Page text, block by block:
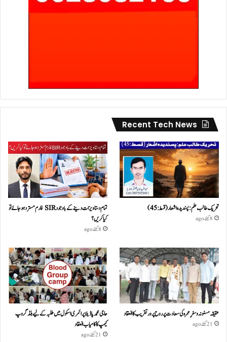
Recent Tech News
تحریک طالب علم: پسندیدہ اشعار (قسط:45)
8 گھنٹے ago
تمام دستاویزات دینے کے باوجود SIR فارم مسترد ہو جائے تو
کیا کریں؟
8 گھنٹے ago
عقیقہ مسنونہ و سفرِ عمرہ کی سعادت پر روح پرور تقریب کا انعقاد
21 گھنٹے ago
حاجی محمد پاڈیلا پرائمری اسکول میں طلبہ کے لیے بلڈ گروپ
کیمپ کا کامیاب انعقاد
21 گھنٹے ago